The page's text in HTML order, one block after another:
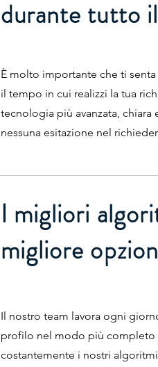
durante tutto
È molto importante che ti
il tempo in cui realizzi la tua
tecnologia più avanzata, chiara
nessuna esitazione nel
I migliori
migliore
Il nostro team lavora ogni
profilo nel modo più completo
costantemente i nostri